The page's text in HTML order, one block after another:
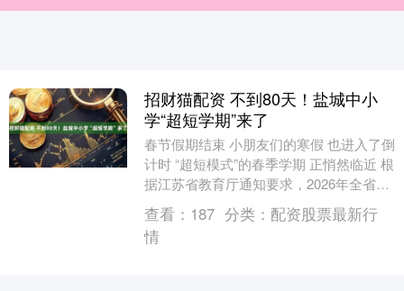
招财猫配资 不到80天！盐城中小
学“超短学期”来了
春节假期结束 小朋友们的寒假 也进入了倒
计时 “超短模式”的春季学期 正悄然临近 根
据江苏省教育厅通知要求，2026年全省中
小学、幼儿园寒假时间统一定为2月7日....
查看： 187 分类： 配资股票最新行
情